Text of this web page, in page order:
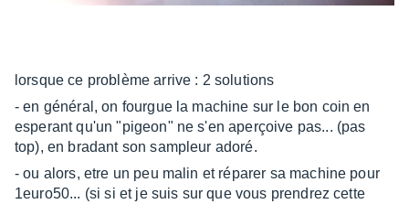
lorsque ce problème arrive : 2 solutions
- en général, on fourgue la machine sur le bon coin en
esperant qu'un "pigeon" ne s'en aperçoive pas... (pas
top), en bradant son sampleur adoré.
- ou alors, etre un peu malin et réparer sa machine pour
1euro50... (si si et je suis sur que vous prendrez cette